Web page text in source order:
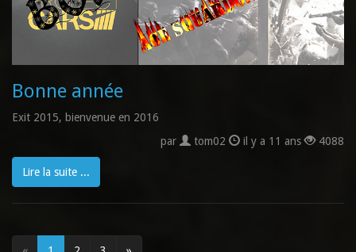
Bonne année
Exit 2015, bienvenue en 2016
par
tom02 il y a 11 ans 4088
Lire la suite ...